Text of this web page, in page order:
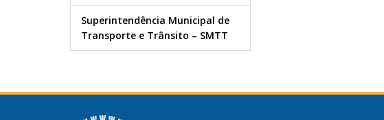
Superintendência Municipal de
Transporte e Trânsito – SMTT